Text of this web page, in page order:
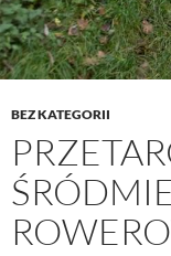
BEZ KATEGORII